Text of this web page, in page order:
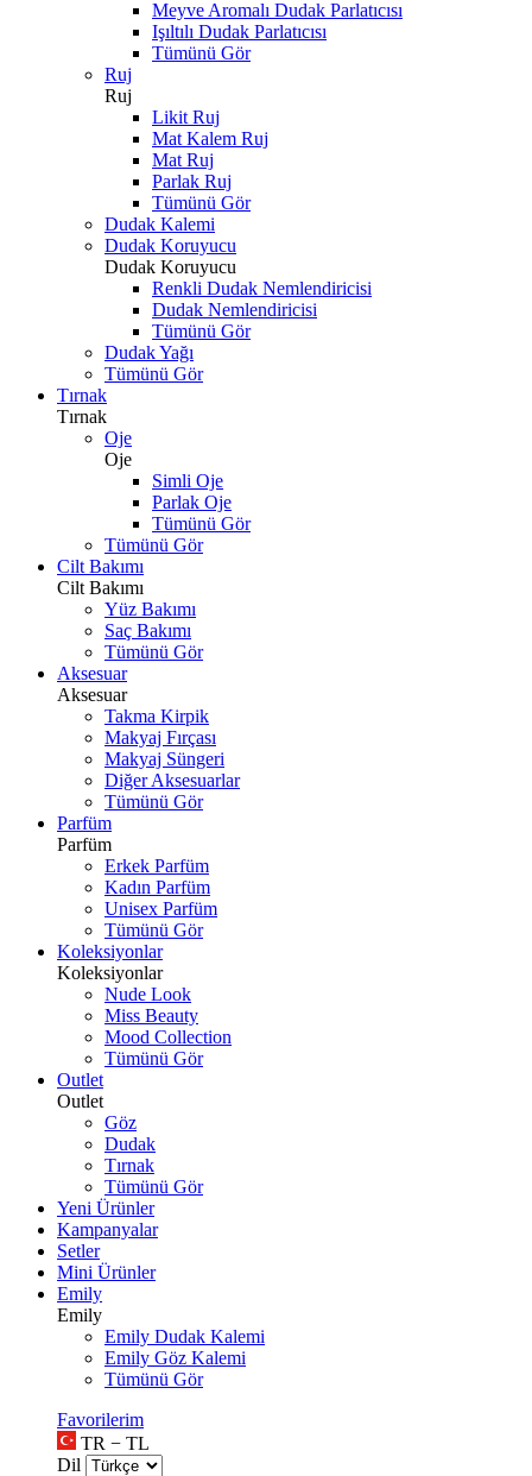
Meyve Aromalı Dudak Parlatıcısı
Işıltılı Dudak Parlatıcısı
Tümünü Gör
Ruj
Ruj
Likit Ruj
Mat Kalem Ruj
Mat Ruj
Parlak Ruj
Tümünü Gör
Dudak Kalemi
Dudak Koruyucu
Dudak Koruyucu
Renkli Dudak Nemlendiricisi
Dudak Nemlendiricisi
Tümünü Gör
Dudak Yağı
Tümünü Gör
Tırnak
Tırnak
Oje
Oje
Simli Oje
Parlak Oje
Tümünü Gör
Tümünü Gör
Cilt Bakımı
Cilt Bakımı
Yüz Bakımı
Saç Bakımı
Tümünü Gör
Aksesuar
Aksesuar
Takma Kirpik
Makyaj Fırçası
Makyaj Süngeri
Diğer Aksesuarlar
Tümünü Gör
Parfüm
Parfüm
Erkek Parfüm
Kadın Parfüm
Unisex Parfüm
Tümünü Gör
Koleksiyonlar
Koleksiyonlar
Nude Look
Miss Beauty
Mood Collection
Tümünü Gör
Outlet
Outlet
Göz
Dudak
Tırnak
Tümünü Gör
Yeni Ürünler
Kampanyalar
Setler
Mini Ürünler
Emily
Emily
Emily Dudak Kalemi
Emily Göz Kalemi
Tümünü Gör
Favorilerim
TR − TL
Dil